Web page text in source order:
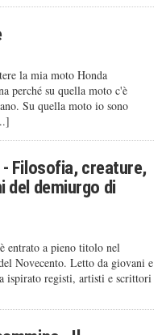
la mia moto Honda
perché su quella moto c'è
Su quella moto io sono
- Filosofia, creature,
del demiurgo di
entrato a pieno titolo nel
Novecento. Letto da giovani e
ispirato registi, artisti e scrittori